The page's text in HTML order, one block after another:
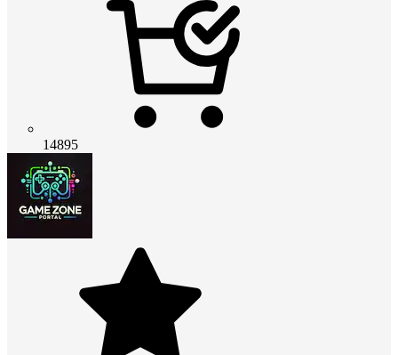
14895